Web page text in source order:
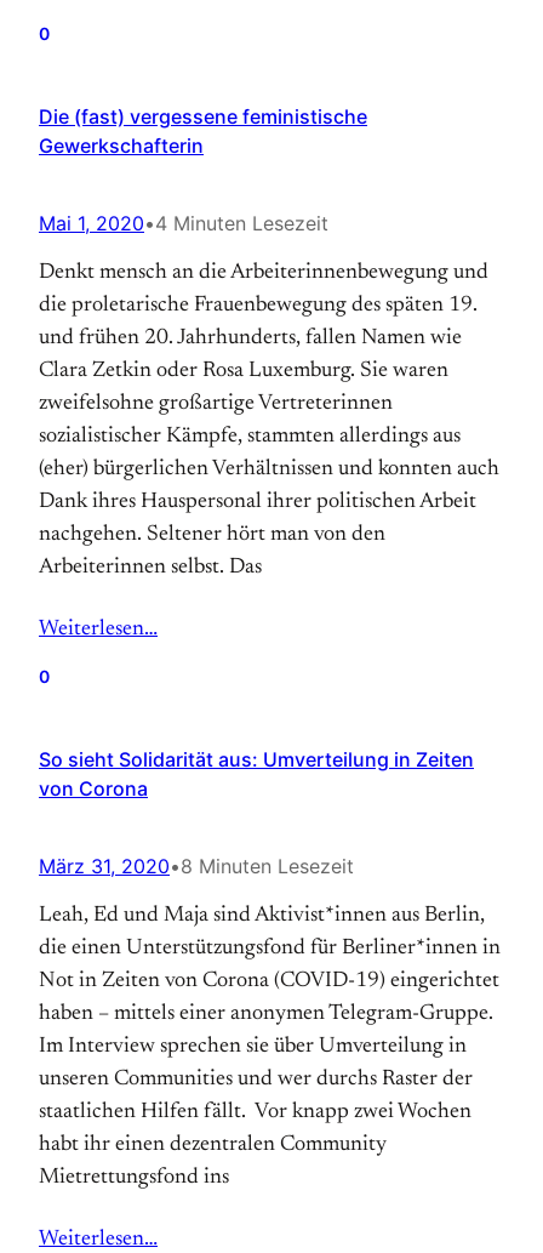
0
Die (fast) vergessene feministische
Gewerkschafterin
Mai 1, 2020•4 Minuten Lesezeit
Denkt mensch an die Arbeiterinnenbewegung und
die proletarische Frauenbewegung des späten 19.
und frühen 20. Jahrhunderts, fallen Namen wie
Clara Zetkin oder Rosa Luxemburg. Sie waren
zweifelsohne großartige Vertreterinnen
sozialistischer Kämpfe, stammten allerdings aus
(eher) bürgerlichen Verhältnissen und konnten auch
Dank ihres Hauspersonal ihrer politischen Arbeit
nachgehen. Seltener hört man von den
Arbeiterinnen selbst. Das
Weiterlesen…
0
So sieht Solidarität aus: Umverteilung in Zeiten
von Corona
März 31, 2020•8 Minuten Lesezeit
Leah, Ed und Maja sind Aktivist*innen aus Berlin,
die einen Unterstützungsfond für Berliner*innen in
Not in Zeiten von Corona (COVID-19) eingerichtet
haben – mittels einer anonymen Telegram-Gruppe.
Im Interview sprechen sie über Umverteilung in
unseren Communities und wer durchs Raster der
staatlichen Hilfen fällt. Vor knapp zwei Wochen
habt ihr einen dezentralen Community
Mietrettungsfond ins
Weiterlesen…